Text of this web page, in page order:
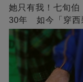
她只有我！七旬伯
30年 如今「穿西
了好久